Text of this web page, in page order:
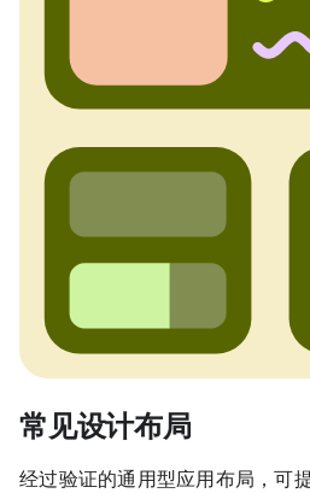
常见设计布局
经过验证的通用型应用布局，可